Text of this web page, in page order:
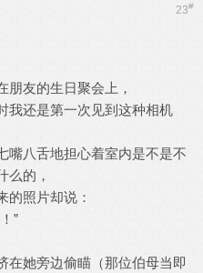
23#
友的生日聚会上，
还是第一次见到这种相机
八舌地担心着室内是不是不
么的，
照片却说：
”
她旁边偷瞄（那位伯母当即